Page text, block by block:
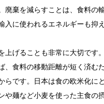
廃棄を減らすことは、食料の
入に使われるエネルギーも抑
上げることも非常に大切です
、食料の移動距離が短く済む
らです。日本は食の欧米化に
や麺など小麦を使った主食の